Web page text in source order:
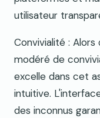
utilisateur
Convivialité :
modéré de
excelle dans cet
intuitive.
des inconnus